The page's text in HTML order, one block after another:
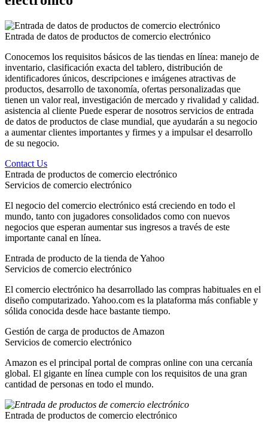
Entrada de datos de productos de comercio electrónico
Conocemos los requisitos básicos de las tiendas en línea: manejo de
inventario, clasificación exacta del tablero, distribución de
identificadores únicos, descripciones e imágenes atractivas de
productos, desarrollo de taxonomía, ofertas personalizadas que
tienen un valor real, investigación de mercado y rivalidad y calidad.
asistencia al cliente Puede esperar de nosotros servicios de entrada
de datos de productos de clase mundial, que ayudarán a su negocio
a aumentar clientes importantes y firmes y a impulsar el desarrollo
de su negocio.
Contact Us
Entrada de productos de comercio electrónico
Servicios de comercio electrónico
El negocio del comercio electrónico está creciendo en todo el
mundo, tanto con jugadores consolidados como con nuevos
negocios que esperan aumentar sus ingresos a través de este
importante canal en línea.
Entrada de producto de la tienda de Yahoo
Servicios de comercio electrónico
El comercio electrónico ha desarrollado las compras habituales en el
diseño computarizado. Yahoo.com es la plataforma más confiable y
sólida conocida desde hace bastante tiempo.
Gestión de carga de productos de Amazon
Servicios de comercio electrónico
Amazon es el principal portal de compras online con una cercanía
global. El gigante en línea cumple con los requisitos de una gran
cantidad de personas en todo el mundo.
Entrada de productos de comercio electrónico